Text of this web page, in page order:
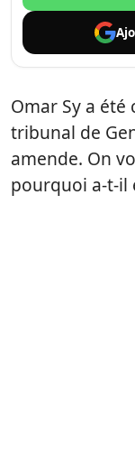
Omar Sy a
tribunal de
amende. On
pourquoi a-t-il